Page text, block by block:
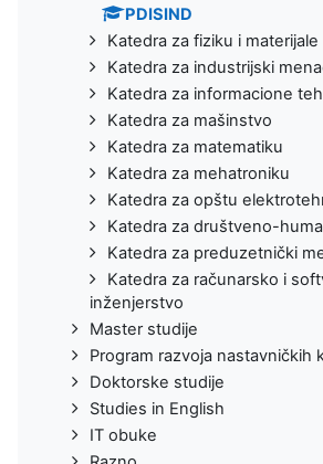
PDISIND
Katedra za fiziku i materijale
Katedra za industrijski
Katedra za informacione
Katedra za mašinstvo
Katedra za matematiku
Katedra za mehatroniku
Katedra za opštu
Katedra za društveno-
Katedra za preduzetnički
Katedra za računarsko i
inženjerstvo
Master studije
Program razvoja nastavničkih
Doktorske studije
Studies in English
IT obuke